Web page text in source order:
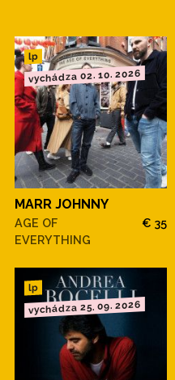
lp
vychádza 02. 10. 2026
MARR JOHNNY
AGE OF
EVERYTHING
€ 35
lp
vychádza 25. 09. 2026